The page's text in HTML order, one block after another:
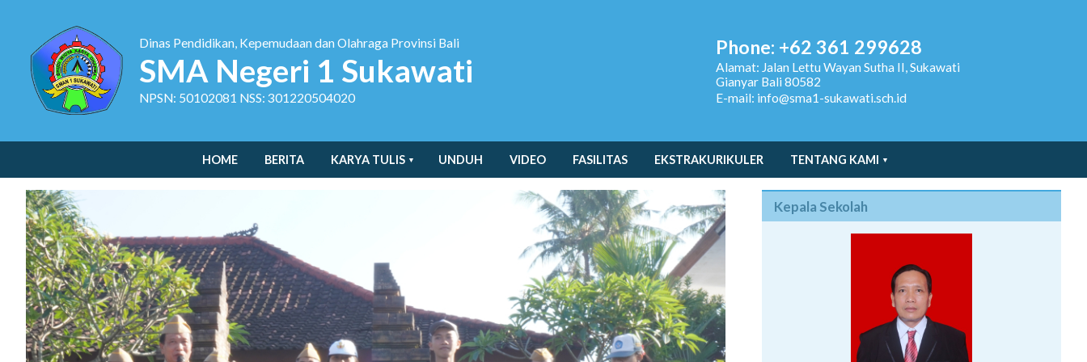
Dinas Pendidikan, Kepemudaan dan Olahraga Provinsi Bali
SMA Negeri 1 Sukawati
NPSN: 50102081 NSS: 301220504020
Phone: +62 361 299628
Alamat: Jalan Lettu Wayan Sutha II, Sukawati
Gianyar Bali 80582
E-mail: info@sma1-sukawati.sch.id
HOME BERITA KARYA TULIS UNDUH VIDEO FASILITAS EKSTRAKURIKULER TENTANG KAMI
Kepala Sekolah